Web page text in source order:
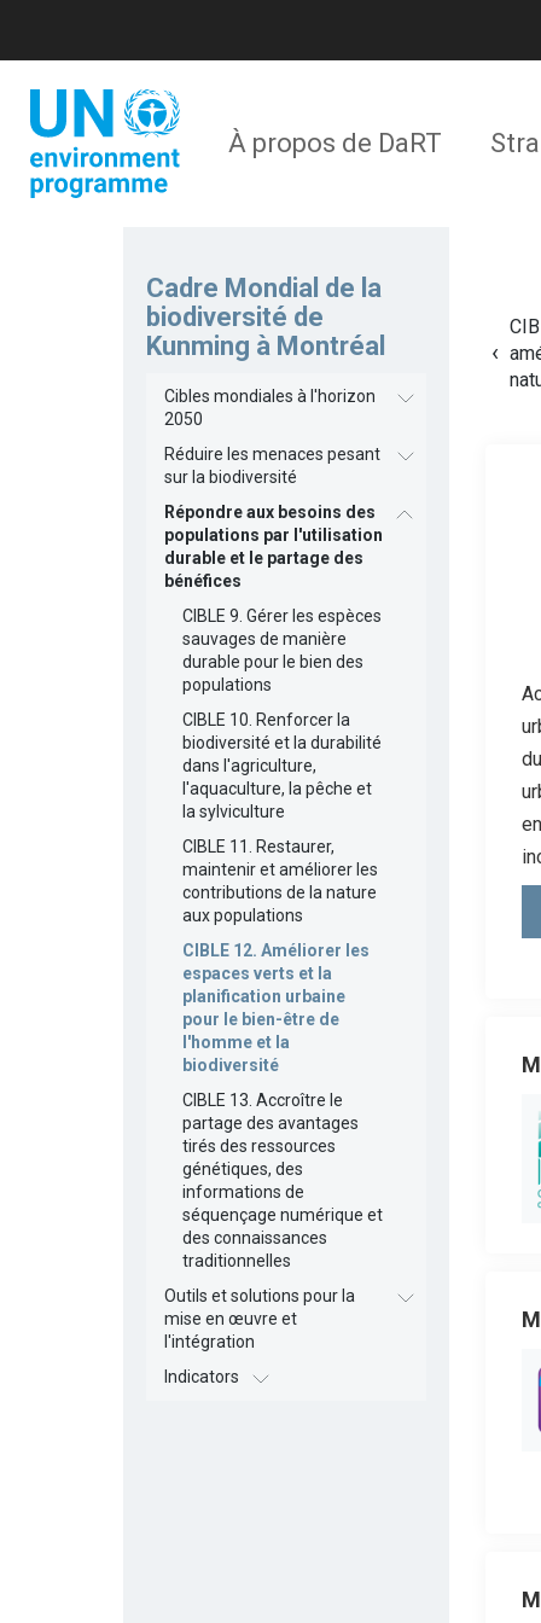
contenu
Navigation
principale
À propos de DaRT
Cadre Mondial de la
biodiversité de
Kunming à Montréal
Cibles mondiales à l'horizon
2050
Réduire les menaces pesant
sur la biodiversité
Répondre aux besoins des
populations par l'utilisation
durable et le partage des
bénéfices
CIBLE 9. Gérer les espèces
sauvages de manière
durable pour le bien des
populations
CIBLE 10. Renforcer la
biodiversité et la durabilité
dans l'agriculture,
l'aquaculture, la pêche et
la sylviculture
CIBLE 11. Restaurer,
maintenir et améliorer les
contributions de la nature
aux populations
CIBLE 12. Améliorer les
espaces verts et la
planification urbaine
pour le bien-être de
l'homme et la
biodiversité
CIBLE 13. Accroître le
partage des avantages
tirés des ressources
génétiques, des
informations de
séquençage numérique et
des connaissances
traditionnelles
Outils et solutions pour la
mise en œuvre et
l'intégration
Indicators